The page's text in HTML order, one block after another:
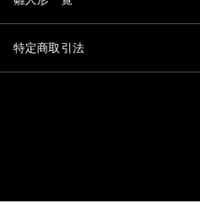
特定商取引法